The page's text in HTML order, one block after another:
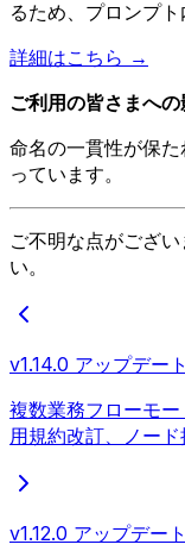
るため、プロンプ
詳細はこちら →
ご利用の皆さまへの
命名の一貫性が保
っています。
ご不明な点がござ
い。
v1.14.0 アップデート
複数業務フローモ
用規約改訂、ノー
v1.12.0 アップデート